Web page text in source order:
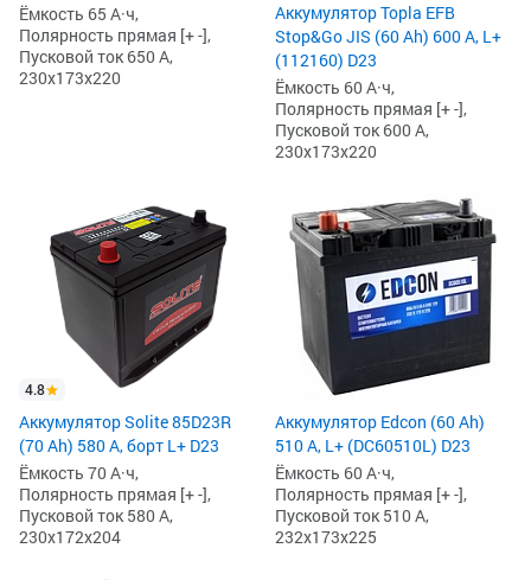
Ёмкость 65 А·ч,
Полярность прямая [+ -],
Пусковой ток 650 А,
230x173x220
Аккумулятор Topla EFB
Stop&Go JIS (60 Ah) 600 А, L+
(112160) D23
Ёмкость 60 А·ч,
Полярность прямая [+ -],
Пусковой ток 600 А,
230x173x220
4.8
Аккумулятор Solite 85D23R
(70 Ah) 580 А, борт L+ D23
Ёмкость 70 А·ч,
Полярность прямая [+ -],
Пусковой ток 580 А,
230x172x204
Аккумулятор Edcon (60 Ah)
510 А, L+ (DC60510L) D23
Ёмкость 60 А·ч,
Полярность прямая [+ -],
Пусковой ток 510 А,
232x173x225